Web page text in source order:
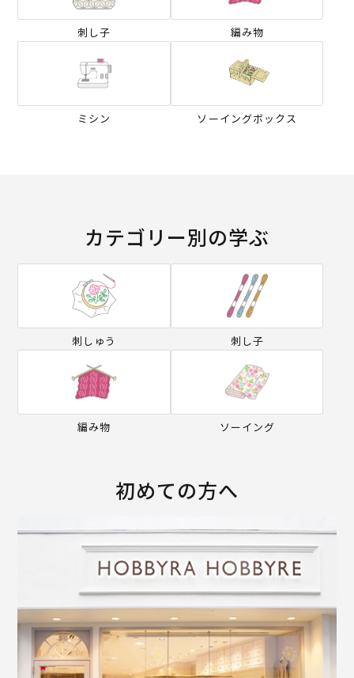
刺し子 編み物
ミシン ソーイングボックス
カテゴリー別の学ぶ
刺しゅう 刺し子
編み物 ソーイング
初めての方へ